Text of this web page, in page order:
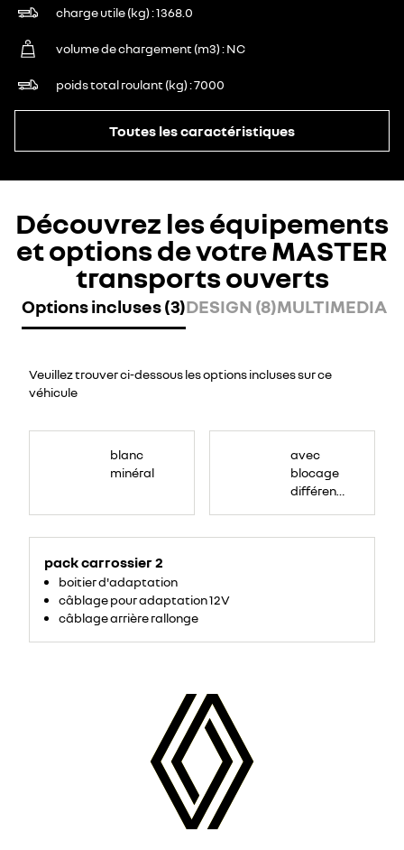
charge utile (kg) 1368.0
volume de chargement (m3) NC
poids total roulant (kg) 7000
Toutes les caractéristiques
Découvrez les équipements
et options de votre MASTER
transports ouverts
Options incluses (3)DESIGN (8)MULTIMEDIA
Veuillez trouver ci-dessous les options incluses sur ce
véhicule
blanc
minéral
avec
blocage
différentiel
pack carrossier 2
boitier d'adaptation
câblage pour adaptation 12V
câblage arrière rallonge